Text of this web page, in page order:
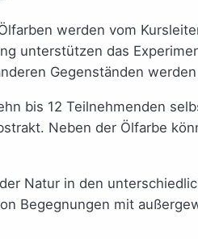
werden vom
unterstützen das
Gegenständen
bis 12 Teilnehmenden
Neben der Ölfarbe
Natur in den
Begegnungen mit